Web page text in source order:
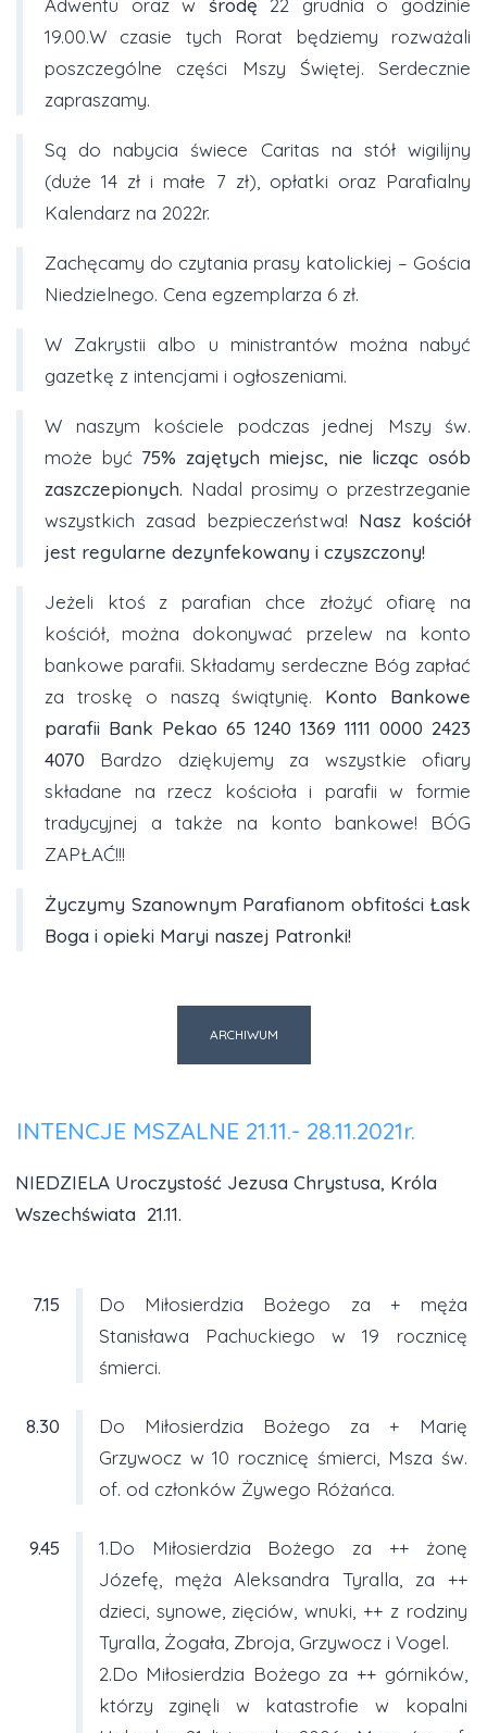
19.00.W czasie tych Rorat będziemy rozważali
poszczególne części Mszy Świętej. Serdecznie
zapraszamy.
Są do nabycia świece Caritas na stół wigilijny
(duże 14 zł i małe 7 zł), opłatki oraz Parafialny
Kalendarz na 2022r.
Zachęcamy do czytania prasy katolickiej – Gościa
Niedzielnego. Cena egzemplarza 6 zł.
W Zakrystii albo u ministrantów można nabyć
gazetkę z intencjami i ogłoszeniami.
W naszym kościele podczas jednej Mszy św.
może być 75% zajętych miejsc, nie licząc osób
zaszczepionych. Nadal prosimy o przestrzeganie
wszystkich zasad bezpieczeństwa! Nasz kościół
jest regularne dezynfekowany i czyszczony!
Jeżeli ktoś z parafian chce złożyć ofiarę na
kościół, można dokonywać przelew na konto
bankowe parafii. Składamy serdeczne Bóg zapłać
za troskę o naszą świątynię. Konto Bankowe
parafii Bank Pekao 65 1240 1369 1111 0000 2423
4070 Bardzo dziękujemy za wszystkie ofiary
składane na rzecz kościoła i parafii w formie
tradycyjnej a także na konto bankowe! BÓG
ZAPŁAĆ!!!
Życzymy Szanownym Parafianom obfitości Łask
Boga i opieki Maryi naszej Patronki!
ARCHIWUM
INTENCJE MSZALNE 21.11.- 28.11.2021r.
NIEDZIELA Uroczystość Jezusa Chrystusa, Króla
Wszechświata 21.11.
7.15
Do Miłosierdzia Bożego za + męża
Stanisława Pachuckiego w 19 rocznicę
śmierci.
8.30
Do Miłosierdzia Bożego za + Marię
Grzywocz w 10 rocznicę śmierci, Msza św.
of. od członków Żywego Różańca.
9.45
1.Do Miłosierdzia Bożego za ++ żonę
Józefę, męża Aleksandra Tyralla, za ++
dzieci, synowe, zięciów, wnuki, ++ z rodziny
Tyralla, Żogała, Zbroja, Grzywocz i Vogel.
2.Do Miłosierdzia Bożego za ++ górników,
którzy zginęli w katastrofie w kopalni